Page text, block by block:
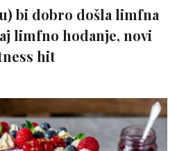
bi dobro došla limfna
limfno hodanje, novi
hit